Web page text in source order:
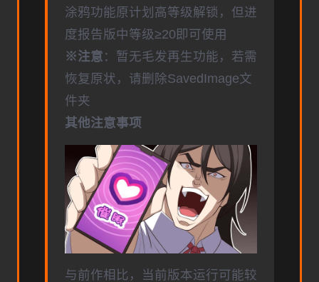
涂鸦功能原计划高等级解锁，但进
度报告版中等级≥20即可使用
※注意 ：暂无毛发再生功能，若需
恢复原状，请删除SavedImage文
件夹
其他注意事项
与前作相比，当前版本运行可能较